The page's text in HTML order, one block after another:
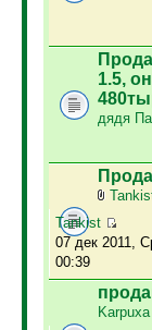
1.5,
дядя
Tankist
07 дек 2011,
00:39
Karpuxa